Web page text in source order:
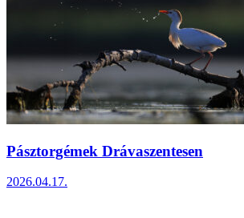
Pásztorgémek Drávaszentesen
2026.04.17.